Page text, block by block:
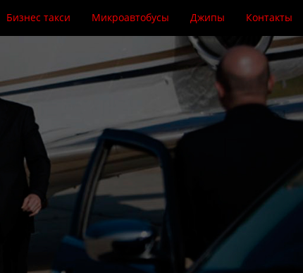
Бизнес такси Микроавтобусы Джипы Контакты